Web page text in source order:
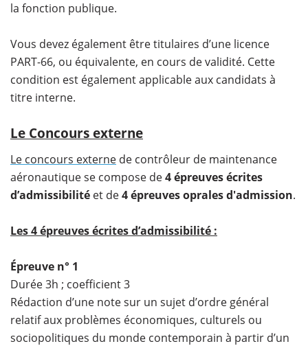
la fonction publique.
Vous devez également être titulaires d’une licence
PART-66, ou équivalente, en cours de validité. Cette
condition est également applicable aux candidats à
titre interne.
Le Concours externe
Le concours externe de contrôleur de maintenance
aéronautique se compose de4 épreuves écrites
d’admissibilité et de4 épreuves oprales d'admission.
Les 4 épreuves écrites d’admissibilité :
Épreuve n° 1
Durée 3h ; coefficient 3
Rédaction d’une note sur un sujet d’ordre général
relatif aux problèmes économiques, culturels ou
sociopolitiques du monde contemporain à partir d’un